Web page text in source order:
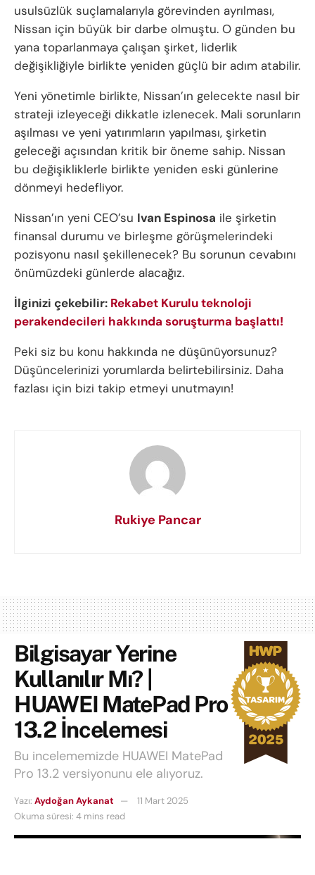
usulsüzlük suçlamalarıyla görevinden ayrılması,
Nissan için büyük bir darbe olmuştu. O günden bu
yana toparlanmaya çalışan şirket, liderlik
değişikliğiyle birlikte yeniden güçlü bir adım atabilir.
Yeni yönetimle birlikte, Nissan’ın gelecekte nasıl bir
strateji izleyeceği dikkatle izlenecek. Mali sorunların
aşılması ve yeni yatırımların yapılması, şirketin
geleceği açısından kritik bir öneme sahip. Nissan
bu değişikliklerle birlikte yeniden eski günlerine
dönmeyi hedefliyor.
Nissan’ın yeni CEO’su Ivan Espinosa ile şirketin
finansal durumu ve birleşme görüşmelerindeki
pozisyonu nasıl şekillenecek? Bu sorunun cevabını
önümüzdeki günlerde alacağız.
İlginizi çekebilir: Rekabet Kurulu teknoloji
perakendecileri hakkında soruşturma başlattı!
Peki siz bu konu hakkında ne düşünüyorsunuz?
Düşüncelerinizi yorumlarda belirtebilirsiniz. Daha
fazlası için bizi takip etmeyi unutmayın!
Rukiye Pancar
Bilgisayar Yerine
Kullanılır Mı? |
HUAWEI MatePad Pro
13.2 İncelemesi
Bu incelememizde HUAWEI MatePad
Pro 13.2 versiyonunu ele alıyoruz.
Yazı: Aydoğan Aykanat
11 Mart 2025
Okuma süresi: 4 mins read